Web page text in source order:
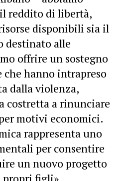
reddito di libertà,
disponibili sia il
destinato alle
offrire un sostegno
che hanno intrapreso
dalla violenza,
costretta a rinunciare
motivi economici.
rappresenta uno
per consentire
un nuovo progetto